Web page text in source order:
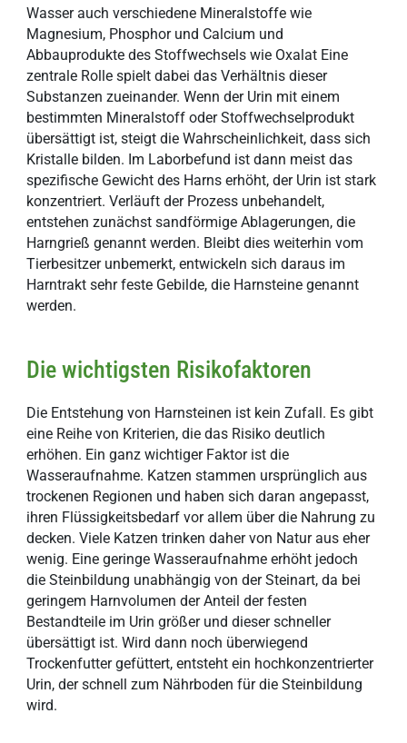
Wasser auch verschiedene Mineralstoffe wie
Magnesium, Phosphor und Calcium und
Abbauprodukte des Stoffwechsels wie Oxalat Eine
zentrale Rolle spielt dabei das Verhältnis dieser
Substanzen zueinander. Wenn der Urin mit einem
bestimmten Mineralstoff oder Stoffwechselprodukt
übersättigt ist, steigt die Wahrscheinlichkeit, dass sich
Kristalle bilden. Im Laborbefund ist dann meist das
spezifische Gewicht des Harns erhöht, der Urin ist stark
konzentriert. Verläuft der Prozess unbehandelt,
entstehen zunächst sandförmige Ablagerungen, die
Harngrieß genannt werden. Bleibt dies weiterhin vom
Tierbesitzer unbemerkt, entwickeln sich daraus im
Harntrakt sehr feste Gebilde, die Harnsteine genannt
werden.
Die wichtigsten Risikofaktoren
Die Entstehung von Harnsteinen ist kein Zufall. Es gibt
eine Reihe von Kriterien, die das Risiko deutlich
erhöhen. Ein ganz wichtiger Faktor ist die
Wasseraufnahme. Katzen stammen ursprünglich aus
trockenen Regionen und haben sich daran angepasst,
ihren Flüssigkeitsbedarf vor allem über die Nahrung zu
decken. Viele Katzen trinken daher von Natur aus eher
wenig. Eine geringe Wasseraufnahme erhöht jedoch
die Steinbildung unabhängig von der Steinart, da bei
geringem Harnvolumen der Anteil der festen
Bestandteile im Urin größer und dieser schneller
übersättigt ist. Wird dann noch überwiegend
Trockenfutter gefüttert, entsteht ein hochkonzentrierter
Urin, der schnell zum Nährboden für die Steinbildung
wird.